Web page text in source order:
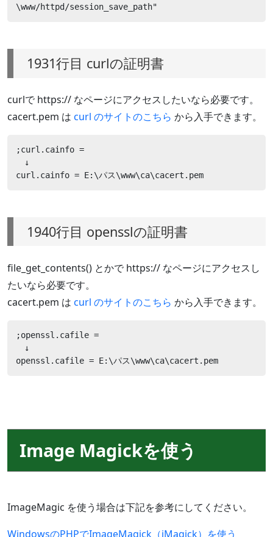
\www/httpd/session_save_path"
1931行目 curlの証明書
curlで https:// なページにアクセスしたいなら必要です。
cacert.pem は curl のサイトのこちら から入手できます。
;curl.cainfo =
↓
curl.cainfo = E:\パス\www\ca\cacert.pem
1940行目 opensslの証明書
file_get_contents() とかで https:// なページにアクセスし
たいなら必要です。
cacert.pem は curl のサイトのこちら から入手できます。
;openssl.cafile =
↓
openssl.cafile = E:\パス\www\ca\cacert.pem
Image Magickを使う
ImageMagic を使う場合は下記を参考にしてください。
WindowsのPHPでImageMagick（iMagick）を使う